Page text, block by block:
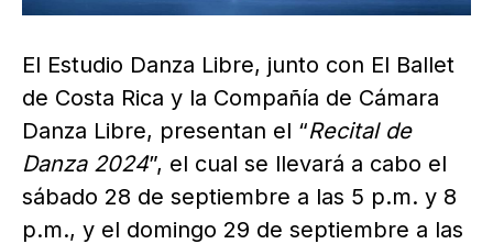
El Estudio Danza Libre, junto con El Ballet
de Costa Rica y la Compañía de Cámara
Danza Libre, presentan el “Recital de
Danza 2024”, el cual se llevará a cabo el
sábado 28 de septiembre a las 5 p.m. y 8
p.m., y el domingo 29 de septiembre a las